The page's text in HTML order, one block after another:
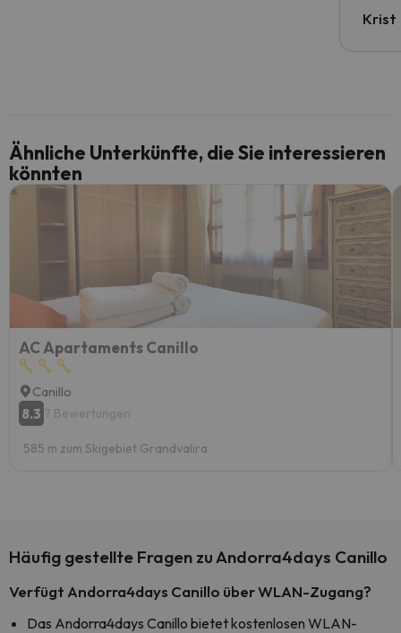
Krist
Ähnliche Unterkünfte, die Sie interessieren
könnten
AC Apartaments Canillo
Canillo
8.3 7 Bewertungen
585 m zum Skigebiet Grandvalira
Häufig gestellte Fragen zu Andorra4days Canillo
Verfügt Andorra4days Canillo über WLAN-Zugang?
Das Andorra4days Canillo bietet kostenlosen WLAN-